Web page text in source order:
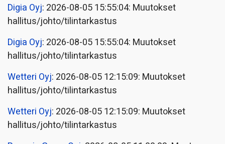
Digia Oyj: 2026-08-05 15:55:04: Muutokset
hallitus/johto/tilintarkastus
Digia Oyj: 2026-08-05 15:55:04: Muutokset
hallitus/johto/tilintarkastus
Wetteri Oyj: 2026-08-05 12:15:09: Muutokset
hallitus/johto/tilintarkastus
Wetteri Oyj: 2026-08-05 12:15:09: Muutokset
hallitus/johto/tilintarkastus